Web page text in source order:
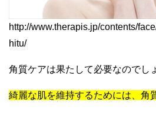
http://www.therapis.jp/contents/
hitu/
角質ケアは果たして必要なのでし
綺麗な肌を維持するためには、角